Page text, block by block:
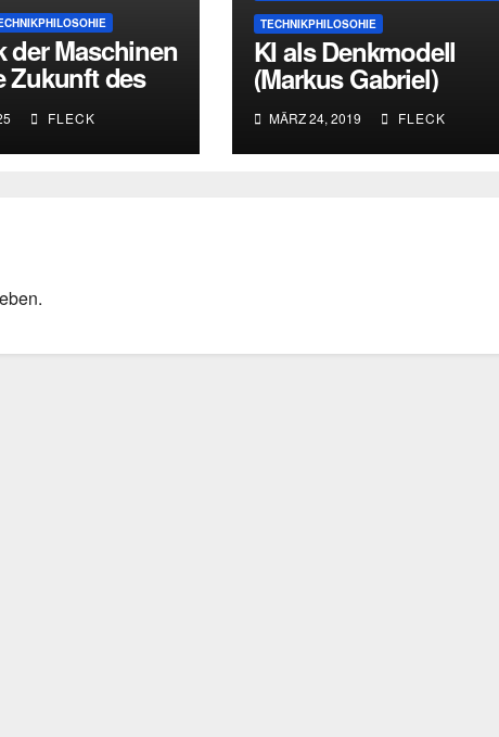
der Maschinen
Zukunft des
FLECK
TECHNIKPHILOSOHIE
KI als Denkmodell
(Markus Gabriel)
MÄRZ 24, 2019 FLECK